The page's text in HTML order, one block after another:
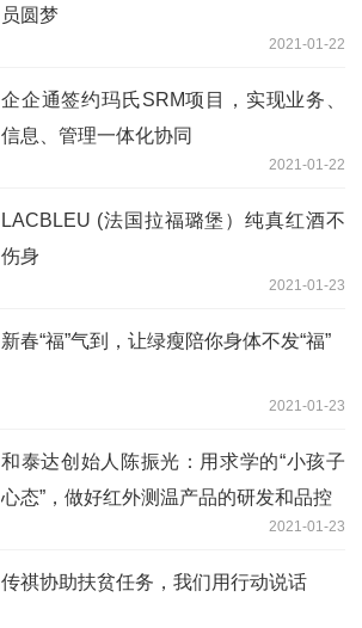
员圆梦
2021-01-22
企企通签约玛氏SRM项目，实现业务、
信息、管理一体化协同
2021-01-22
LACBLEU (法国拉福璐堡）纯真红酒不
伤身
2021-01-23
新春“福”气到，让绿瘦陪你身体不发“福”
2021-01-23
和泰达创始人陈振光：用求学的“小孩子
心态”，做好红外测温产品的研发和品控
2021-01-23
传祺协助扶贫任务，我们用行动说话